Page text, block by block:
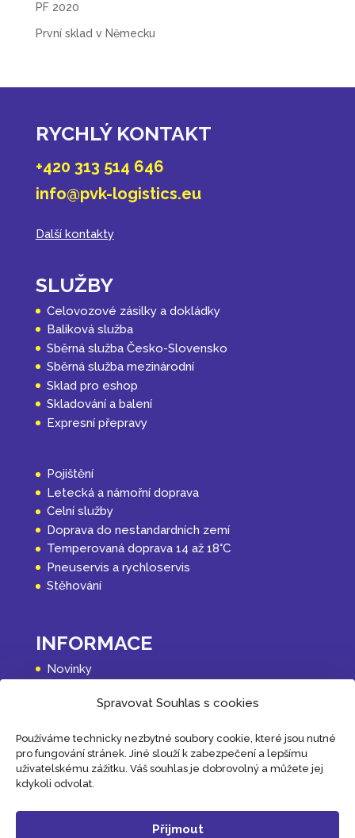
Spravovat Souhlas s cookies
Používáme technicky nezbytné soubory cookie, které jsou nutné
pro fungování stránek. Jiné slouží k zabezpečení a lepšímu
uživatelskému zážitku. Váš souhlas je dobrovolný a můžete jej
kdykoli odvolat.
Přijmout
PF 2020
První sklad v Německu
RYCHLÝ KONTAKT
+420 313 514 646
info@pvk-logistics.eu
Další kontakty
SLUŽBY
Celovozové zásilky a dokládky
Balíková služba
Sběrná služba Česko-Slovensko
Sběrná služba mezinárodní
Sklad pro eshop
Skladování a balení
Expresní přepravy
Pojištění
Letecká a námořní doprava
Celní služby
Doprava do nestandardních zemí
Temperovaná doprava 14 až 18°C
Pneuservis a rychloservis
Stěhování
INFORMACE
Novinky
Reference
Obchodní podmínky
Kontakt
Spravovat souhlas s cookies